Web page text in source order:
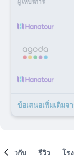
เกี่ยวกับ รีวิว โร